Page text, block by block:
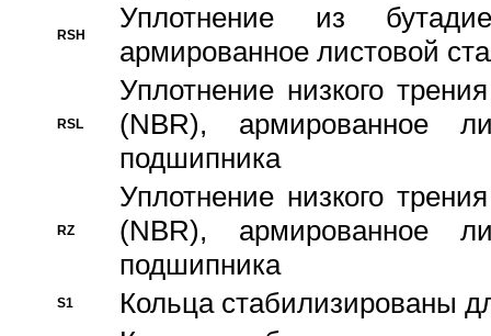
RSH
Уплотнение из
армированное листовой
RSL
Уплотнение низкого
(NBR), армированное
подшипника
RZ
Уплотнение низкого
(NBR), армированное
подшипника
S1 Кольца стабилизированы